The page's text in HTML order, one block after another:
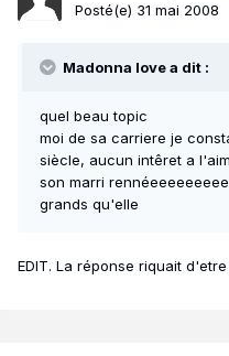
Posté(e) 31 mai 2008
Madonna love a dit :
quel beau topic
moi de sa carriere je
siècle, aucun intêret a
son marri
grands qu'elle
EDIT. La réponse riquait